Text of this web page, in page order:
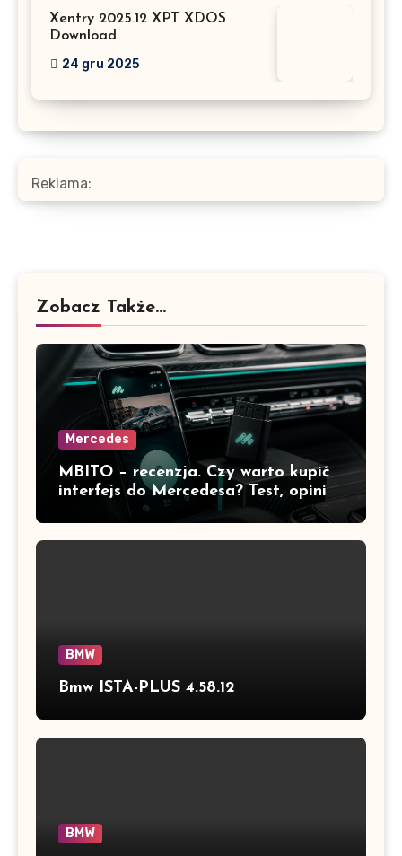
Xentry 2025.12 XPT XDOS
Download
24 gru 2025
Reklama:
Zobacz Także...
Mercedes
MBITO – recenzja. Czy warto kupić
interfejs do Mercedesa? Test, opinia
i możliwości kodowania
BMW
Bmw ISTA-PLUS 4.58.12
BMW